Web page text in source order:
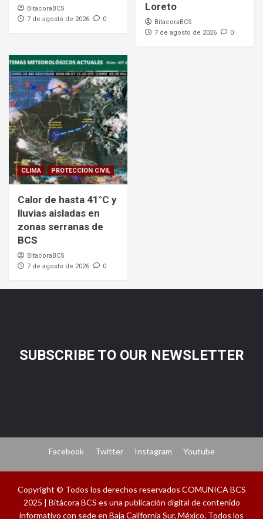
BitacoraBCS
7 de agosto de 2026
0
Loreto
BitacoraBCS
7 de agosto de 2026
0
CLIMA PROTECCION CIVIL
Calor de hasta 41°C y
lluvias aisladas en
zonas serranas de
BCS
BitacoraBCS
7 de agosto de 2026
0
SUBSCRIBE TO OUR NEWSLETTER
Facebook Twitter Instagram Youtube
Copyright © Todos los derechos reservados COMUNICA BCS
2025 | Bitácora BCS es una publicación digital de contenido
informativo con sede en Baja California Sur, México. Todos los